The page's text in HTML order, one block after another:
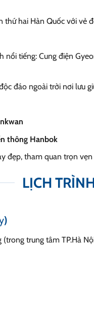
hai Hàn Quốc với vẻ
nổi tiếng: Cung điện
đáo ngoài trời nơi lưu
thông Hanbok
đẹp, tham quan trọn
LỊCH
)
trung tâm TP.Hà